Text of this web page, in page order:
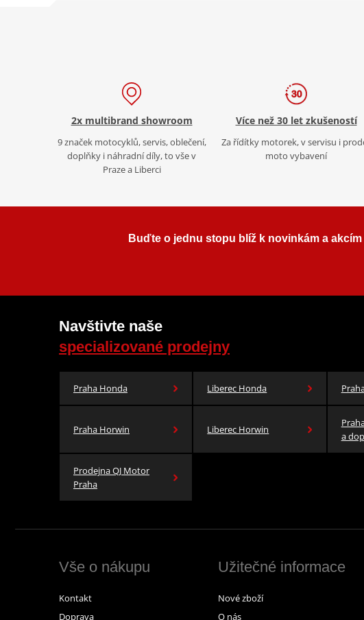
2x multibrand showroom
9 značek motocyklů, servis, oblečení,
doplňky i náhradní díly, to vše v
Praze a Liberci
Více než 30 let zkušeností
Za řídítky motorek, v servisu i
moto vybavení
Buďte o jednu stopu blíž k novinkám a
Navštivte naše
specializované prodejny
Praha Honda Liberec Honda
Praha Horwin Liberec Horwin
a
Prodejna QJ Motor
Praha
Vše o nákupu
Kontakt
Doprava
Užitečné informace
Nové zboží
O nás